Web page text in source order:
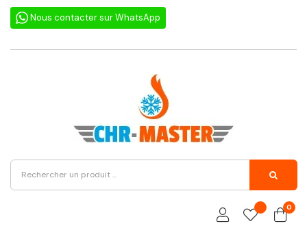
Nous contacter sur WhatsApp
0